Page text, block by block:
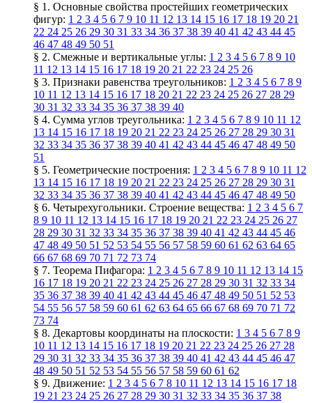
§ 1. Основные свойства простейших геометрических
фигур: 1 2 3 4 5 6 7 9 10 11 12 13 14 15 16 17 18 19 20 21
22 24 25 26 29 30 31 33 34 36 37 38 39 40 41 42 43 44 45
46 47 48 49 50 51
§ 2. Смежные и вертикальные углы: 1 2 3 4 5 6 7 8 9 10
11 12 13 14 15 16 17 18 19 20 21 22 23 24 25 26
§ 3. Признаки равенства треугольников: 1 2 3 4 5 6 7 8 9
10 11 12 13 14 15 16 17 18 20 21 22 23 24 25 26 27 28 29
30 31 32 33 34 35 36 37 38 39 40
§ 4. Сумма углов треугольника: 1 2 3 4 5 6 7 8 9 10 11 12
13 14 15 16 17 18 19 20 21 22 23 24 25 26 27 28 29 30 31
32 33 34 35 36 37 38 39 40 41 42 43 44 45 46 47 48 49 50
51
§ 5. Геометрические построения: 1 2 3 4 5 6 7 8 9 10 11 12
13 14 15 16 17 18 19 20 21 22 23 24 25 26 27 28 29 30 31
32 33 34 35 36 37 38 39 40 41 42 43 44 45 46 47 48 49 50
§ 6. Четырехугольники. Строение вещества: 1 2 3 4 5 6 7
8 9 10 11 12 13 14 15 16 17 18 19 20 21 22 23 24 25 26 27
28 29 30 31 32 33 34 35 36 37 38 39 40 41 42 43 44 45 46
47 48 49 50 51 52 53 54 55 56 57 58 59 60 61 62 63 64 65
66 67 68 69 70 71 72 73 74
§ 7. Теорема Пифагора: 1 2 3 4 5 6 7 8 9 10 11 12 13 14 15
16 17 18 19 20 21 22 23 24 25 26 27 28 29 30 31 32 33 34
35 36 37 38 39 40 41 42 43 44 45 46 47 48 49 50 51 52 53
54 55 56 57 58 59 60 61 62 63 64 65 66 67 68 69 70 71 72
73 74
§ 8. Декартовы координаты на плоскости: 1 3 4 5 6 7 8 9
10 11 12 13 14 15 16 17 18 19 20 21 22 23 24 25 26 27 28
29 30 31 32 33 34 35 36 37 38 39 40 41 42 43 44 45 46 47
48 49 50 51 52 53 54 55 56 57 58 59 60 61 62
§ 9. Движение: 1 2 3 4 5 6 7 8 10 11 12 13 14 15 16 17 18
19 21 23 24 25 26 27 28 29 30 31 32 33 34 35 36 37 38